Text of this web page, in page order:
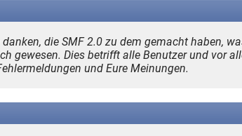
die SMF 2.0 zu dem gemacht haben,
gewesen. Dies betrifft alle Benutzer und vor
und Eure Meinungen.